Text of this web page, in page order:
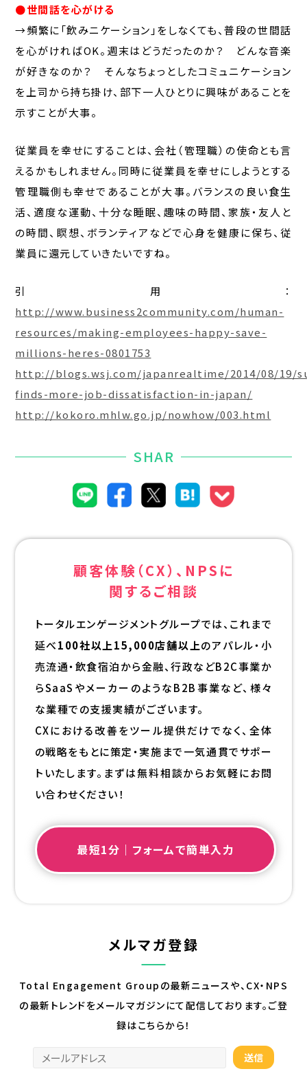
●世間話を心がける
→頻繁に「飲みニケーション」をしなくても、普段の世間話
を心がければOK。週末はどうだったのか？ どんな音楽
が好きなのか？ そんなちょっとしたコミュニケーション
を上司から持ち掛け、部下一人ひとりに興味があることを
示すことが大事。
従業員を幸せにすることは、会社（管理職）の使命とも言
えるかもしれません。同時に従業員を幸せにしようとする
管理職側も幸せであることが大事。バランスの良い食生
活、適度な運動、十分な睡眠、趣味の時間、家族・友人と
の時間、瞑想、ボランティアなどで心身を健康に保ち、従
業員に還元していきたいですね。
引用：
http://www.business2community.com/human-
resources/making-employees-happy-save-
millions-heres-0801753
http://blogs.wsj.com/japanrealtime/2014/08/19/
finds-more-job-dissatisfaction-in-japan/
http://kokoro.mhlw.go.jp/nowhow/003.html
SHAR
顧客体験（CX）、NPSに
関するご相談
トータルエンゲージメントグループでは、これまで
延べ100社以上15,000店舗以上のアパレル・小
売流通・飲食宿泊から金融、行政などB2C事業か
らSaaSやメーカーのようなB2B事業など、様々
な業種での支援実績がございます。
CXにおける改善をツール提供だけでなく、全体
の戦略をもとに策定・実施まで一気通貫でサポー
トいたします。まずは無料相談からお気軽にお問
い合わせください！
最短1分｜フォームで簡単入力
メルマガ登録
Total Engagement Groupの最新ニュースや、CX・NPS
の最新トレンドをメールマガジンにて配信しております。ご登
録はこちらから！